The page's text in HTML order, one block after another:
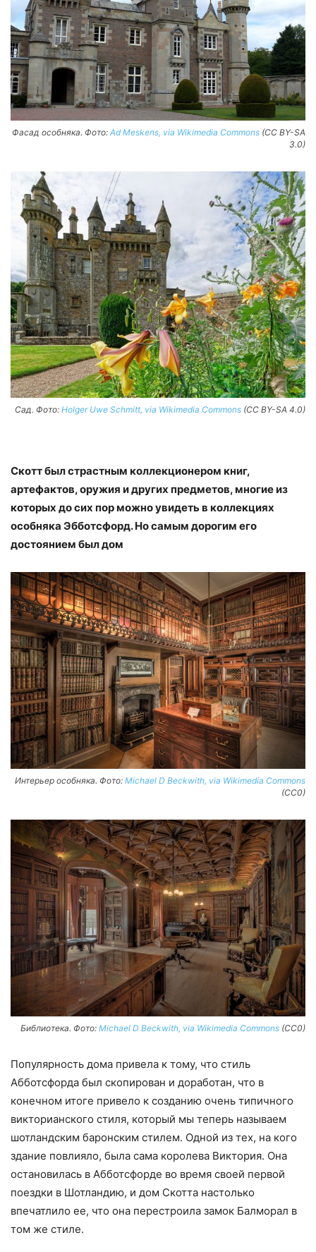
Фасад особняка. Фото: Ad Meskens, via Wikimedia Commons (CC BY-SA
3.0)
Сад. Фото: Holger Uwe Schmitt, via Wikimedia Commons (CC BY-SA 4.0)
Скотт был страстным коллекционером книг,
артефактов, оружия и других предметов, многие из
которых до сих пор можно увидеть в коллекциях
особняка Эбботсфорд. Но самым дорогим его
достоянием был дом
Интерьер особняка. Фото: Michael D Beckwith, via Wikimedia Commons
(CC0)
Библиотека. Фото: Michael D Beckwith, via Wikimedia Commons (CC0)
Популярность дома привела к тому, что стиль
Абботсфорда был скопирован и доработан, что в
конечном итоге привело к созданию очень типичного
викторианского стиля, который мы теперь называем
шотландским баронским стилем. Одной из тех, на кого
здание повлияло, была сама королева Виктория. Она
остановилась в Абботсфорде во время своей первой
поездки в Шотландию, и дом Скотта настолько
впечатлило ее, что она перестроила замок Балморал в
том же стиле.